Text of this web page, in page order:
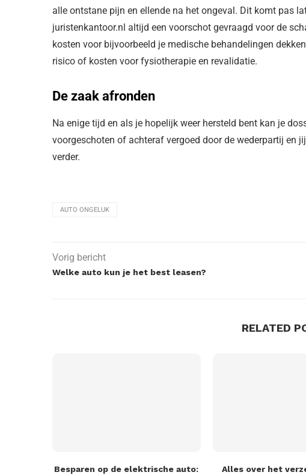
alle ontstane pijn en ellende na het ongeval. Dit komt pas
juristenkantoor.nl altijd een voorschot gevraagd voor de
kosten voor bijvoorbeeld je medische behandelingen
risico of kosten voor fysiotherapie en revalidatie.
De zaak afronden
Na enige tijd en als je hopelijk weer hersteld bent kan je
voorgeschoten of achteraf vergoed door de wederpartij en
verder.
AUTO ONGELUK
Vorig bericht
Welke auto kun je het best leasen?
RELATED
Besparen op de elektrische auto:
Alles over het